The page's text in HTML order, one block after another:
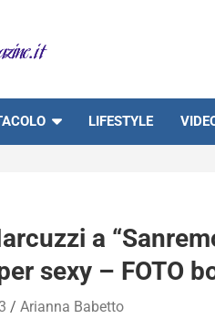
LIFESTYLE
a
sexy – FOTO
Arianna Babetto